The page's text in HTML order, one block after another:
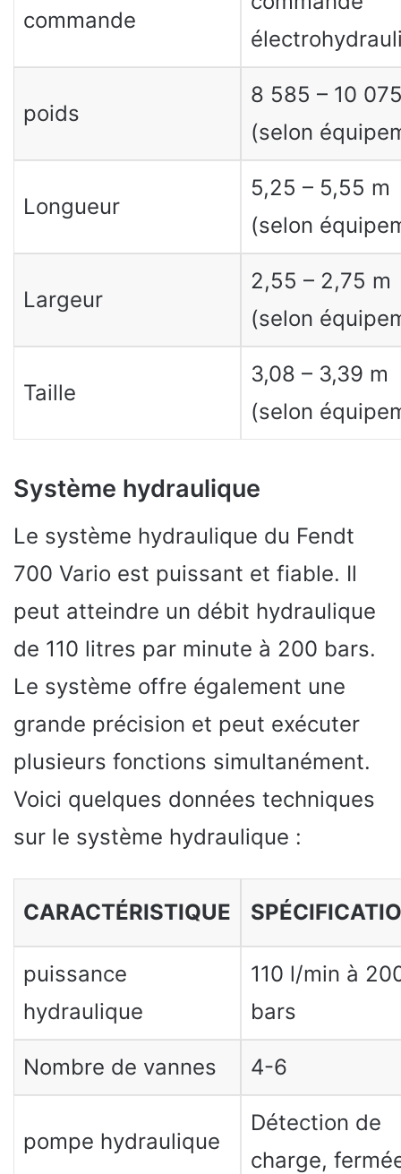
commande
poids
8 585 – 10
(selon
Longueur
5,25 – 5,55 m
(selon
Largeur
2,55 – 2,75 m
(selon
Taille
3,08 – 3,39 m
(selon
Système hydraulique
Le système hydraulique du Fendt
700 Vario est puissant et fiable. Il
peut atteindre un débit hydraulique
de 110 litres par minute à 200 bars.
Le système offre également une
grande précision et peut exécuter
plusieurs fonctions simultanément.
Voici quelques données techniques
sur le système hydraulique :
CARACTÉRISTIQUE
puissance
hydraulique
110 l/min à
bars
Nombre de vannes 4-6
pompe hydraulique
Détection de
charge,